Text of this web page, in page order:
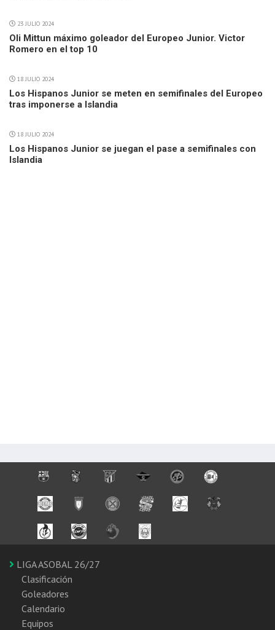
23 JULIO 2024
Oli Mittun máximo goleador del Europeo Junior. Victor
Romero en el top 10
18 JULIO 2024
Los Hispanos Junior se meten en semifinales del Europeo
tras imponerse a Islandia
18 JULIO 2024
Los Hispanos Junior se juegan el pase a semifinales con
Islandia
LIGA ASOBAL 26/27
Clasificación
Goleadores
Calendario
Equipos